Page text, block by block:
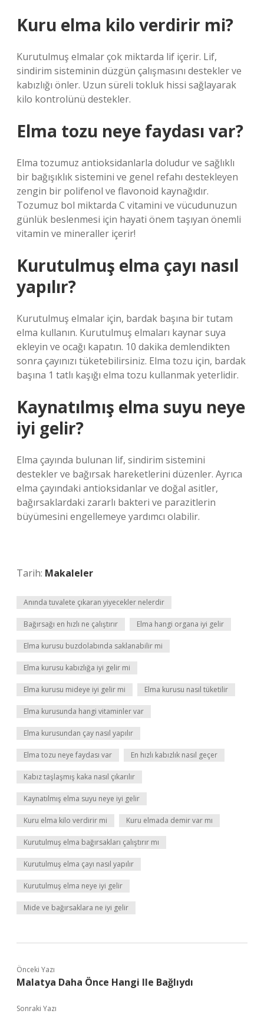
Kuru elma kilo verdirir mi?
Kurutulmuş elmalar çok miktarda lif içerir. Lif,
sindirim sisteminin düzgün çalışmasını destekler ve
kabızlığı önler. Uzun süreli tokluk hissi sağlayarak
kilo kontrolünü destekler.
Elma tozu neye faydası var?
Elma tozumuz antioksidanlarla doludur ve sağlıklı
bir bağışıklık sistemini ve genel refahı destekleyen
zengin bir polifenol ve flavonoid kaynağıdır.
Tozumuz bol miktarda C vitamini ve vücudunuzun
günlük beslenmesi için hayati önem taşıyan önemli
vitamin ve mineraller içerir!
Kurutulmuş elma çayı nasıl
yapılır?
Kurutulmuş elmalar için, bardak başına bir tutam
elma kullanın. Kurutulmuş elmaları kaynar suya
ekleyin ve ocağı kapatın. 10 dakika demlendikten
sonra çayınızı tüketebilirsiniz. Elma tozu için, bardak
başına 1 tatlı kaşığı elma tozu kullanmak yeterlidir.
Kaynatılmış elma suyu neye
iyi gelir?
Elma çayında bulunan lif, sindirim sistemini
destekler ve bağırsak hareketlerini düzenler. Ayrıca
elma çayındaki antioksidanlar ve doğal asitler,
bağırsaklardaki zararlı bakteri ve parazitlerin
büyümesini engellemeye yardımcı olabilir.
Tarih: Makaleler
Anında tuvalete çıkaran yiyecekler nelerdir
Bağırsağı en hızlı ne çalıştırır Elma hangi organa iyi gelir
Elma kurusu buzdolabında saklanabilir mi
Elma kurusu kabızlığa iyi gelir mi
Elma kurusu mideye iyi gelir mi Elma kurusu nasıl tüketilir
Elma kurusunda hangi vitaminler var
Elma kurusundan çay nasıl yapılır
Elma tozu neye faydası var En hızlı kabızlık nasıl geçer
Kabız taşlaşmış kaka nasıl çıkarılır
Kaynatılmış elma suyu neye iyi gelir
Kuru elma kilo verdirir mi Kuru elmada demir var mı
Kurutulmuş elma bağırsakları çalıştırır mı
Kurutulmuş elma çayı nasıl yapılır
Kurutulmuş elma neye iyi gelir
Mide ve bağırsaklara ne iyi gelir
Önceki Yazı
Malatya Daha Önce Hangi Ile Bağlıydı
Sonraki Yazı